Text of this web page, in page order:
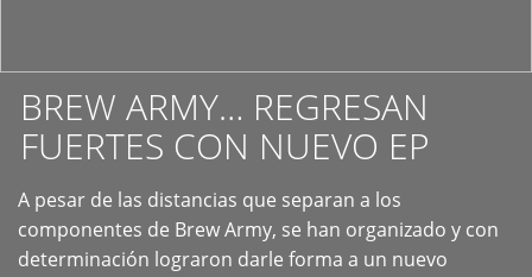
BREW ARMY… REGRESAN
FUERTES CON NUEVO EP
A pesar de las distancias que separan a los
componentes de Brew Army, se han organizado y con
determinación lograron darle forma a un nuevo